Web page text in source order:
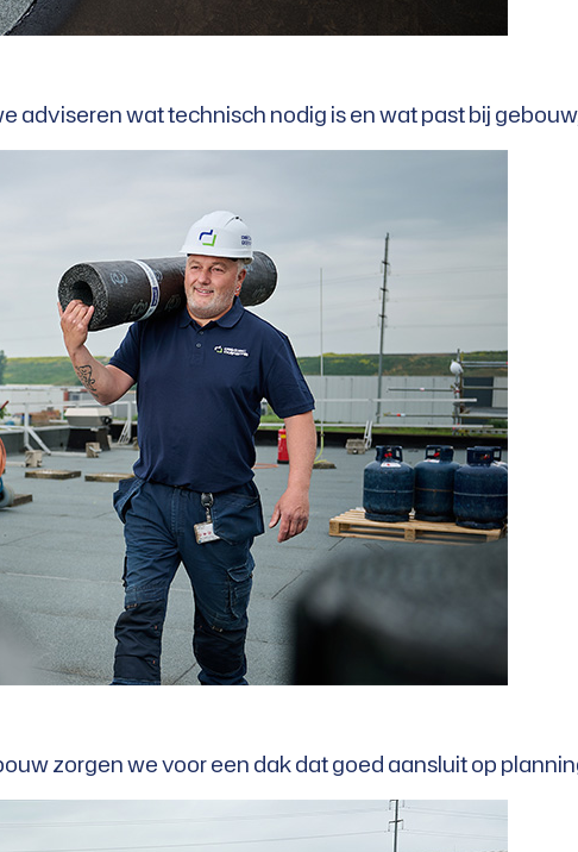
adviseren wat technisch nodig is en wat past bij
zorgen we voor een dak dat goed aansluit op